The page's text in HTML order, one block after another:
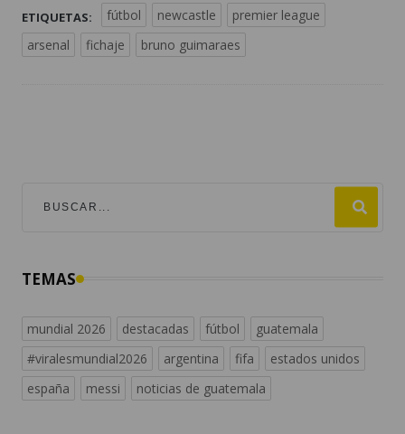
ETIQUETAS: fútbol newcastle
premier league
arsenal
fichaje bruno guimaraes
TEMAS
mundial 2026 destacadas fútbol
guatemala
#viralesmundial2026
argentina fifa
estados unidos
españa
messi noticias de guatemala